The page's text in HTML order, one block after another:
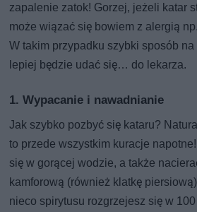
zapalenie zatok! Gorzej, jeżeli katar
może wiązać się bowiem z alergią
W takim przypadku szybki sposób
lepiej będzie udać się… do lekarza.
1. Wypacanie i nawadnianie
Jak szybko pozbyć się kataru?
to przede wszystkim kuracje
się w gorącej wodzie, a także
kamforową (również klatkę
nieco spirytusu rozgrzejesz się w